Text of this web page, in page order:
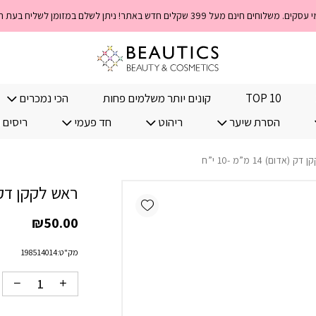
TOP 10 קונים יותר משלמים פחות הכי נמכרים
הסרת שיער ריהוט חד פעמי
14 מ”מ -10 י”ח
ראש לקקן דק (אדום)
₪50.00
מק"ט:198514014
Add wishlist